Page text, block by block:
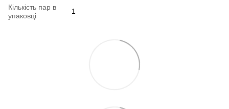
Кількість пар в
упаковці
1